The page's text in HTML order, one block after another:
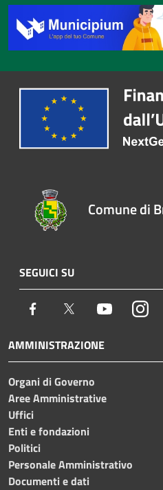
Comune di
SEGUICI SU
Facebook Twitter Youtube
AMMINISTRAZIONE
Organi di Governo
Aree Amministrative
Uffici
Enti e fondazioni
Politici
Personale Amministrativo
Documenti e dati